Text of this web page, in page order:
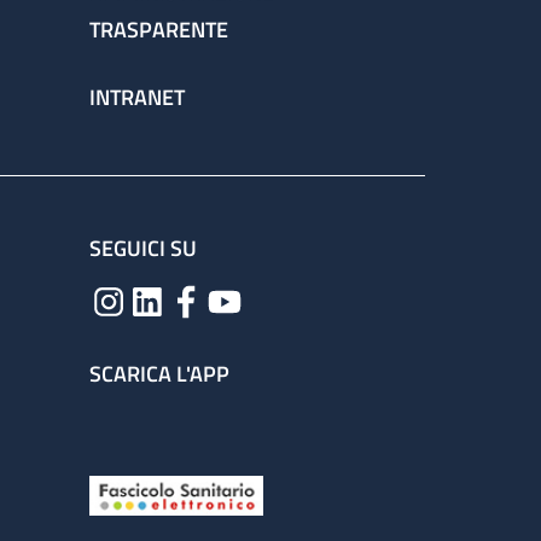
TRASPARENTE
INTRANET
SEGUICI SU
SCARICA L'APP